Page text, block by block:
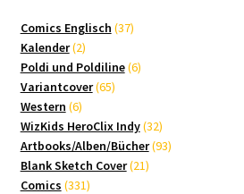
Comics Englisch 3737
Kalender 22
Produkte
Poldi und Poldiline 66
Variantcover 6565
Western 66
Produkte
WizKids HeroClix Indy 3232
Produkte
Artbooks/Alben/Bücher 9393
Blank Sketch Cover 2121
Comics 331331